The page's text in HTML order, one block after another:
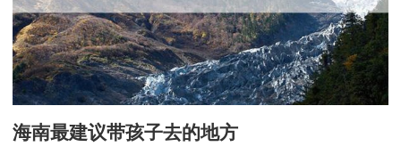
海南最建议带孩子去的地方